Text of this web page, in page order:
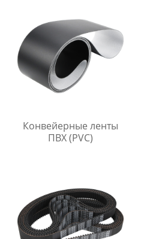
Конвейерные ленты
ПВХ (PVC)